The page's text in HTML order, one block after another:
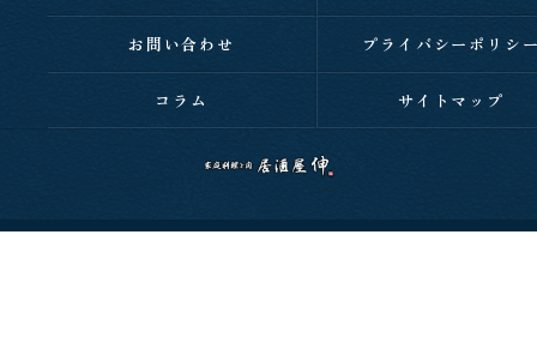
お問い合わせ プライバシーポリシ
コラム サイトマップ